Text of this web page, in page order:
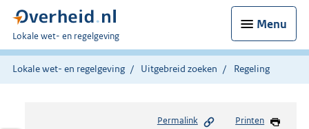
Menu
U
bent
hier:
Lokale wet- en regelgeving
Lokale wet- en regelgeving Uitgebreid zoeken Regeling
Permalink Printen